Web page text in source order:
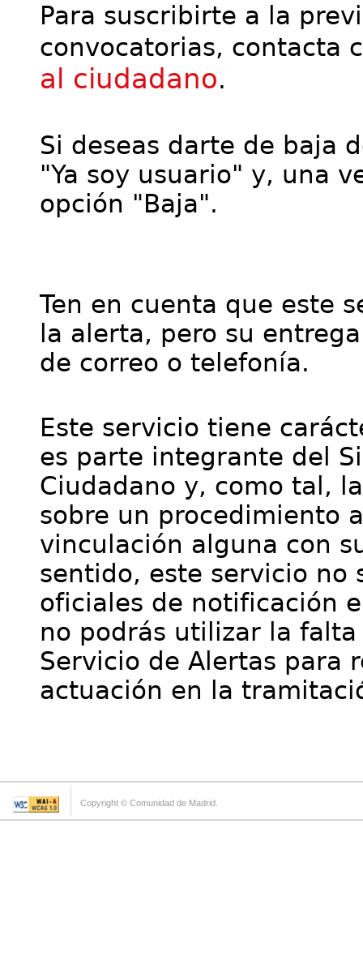
Para suscribirte a la
convocatorias, contacta
al ciudadano.
Si deseas darte de baja
"Ya soy usuario" y, una
opción "Baja".
Ten en cuenta que este
la alerta, pero su
de correo o telefonía.
Este servicio tiene
es parte integrante del
Ciudadano y, como tal,
sobre un procedimiento
vinculación alguna con
sentido, este servicio no
oficiales de notificación
no podrás utilizar la
Servicio de Alertas para
actuación en la
Copyright © Comunidad de Madrid.